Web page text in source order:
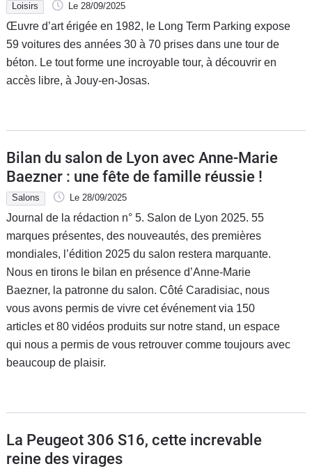
Loisirs Le 28/09/2025
Œuvre d’art érigée en 1982, le Long Term Parking expose
59 voitures des années 30 à 70 prises dans une tour de
béton. Le tout forme une incroyable tour, à découvrir en
accès libre, à Jouy-en-Josas.
Bilan du salon de Lyon avec Anne-Marie
Baezner : une fête de famille réussie !
Salons Le 28/09/2025
Journal de la rédaction n° 5. Salon de Lyon 2025. 55
marques présentes, des nouveautés, des premières
mondiales, l’édition 2025 du salon restera marquante.
Nous en tirons le bilan en présence d’Anne-Marie
Baezner, la patronne du salon. Côté Caradisiac, nous
vous avons permis de vivre cet événement via 150
articles et 80 vidéos produits sur notre stand, un espace
qui nous a permis de vous retrouver comme toujours avec
beaucoup de plaisir.
La Peugeot 306 S16, cette increvable
reine des virages